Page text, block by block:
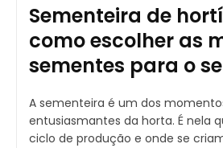
Sementeira de
como escolher as
sementes para o
A sementeira é um dos
entusiasmantes da horta. É nela
ciclo de produção e onde se